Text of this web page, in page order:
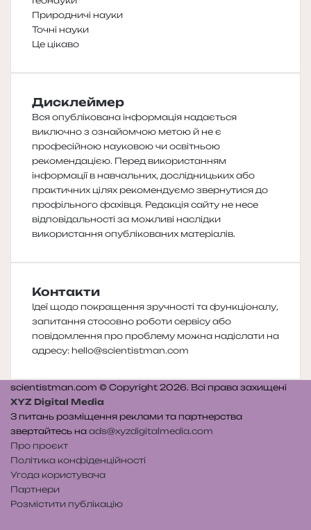
Природничі науки
Точні науки
Це цікаво
Дисклеймер
Вся опублікована інформація надається
виключно з ознайомчою метою й не є
професійною науковою чи освітньою
рекомендацією. Перед використанням
інформації в навчальних, дослідницьких або
практичних цілях рекомендуємо звернутися до
профільного фахівця. Редакція сайту не несе
відповідальності за можливі наслідки
використання опублікованих матеріалів.
Контакти
Ідеї щодо покращення зручності та функціоналу,
запитання стосовно роботи сервісу або
повідомлення про проблему можна надіслати на
адресу: hello@scientistman.com
scientistman.com © Copyright 2026. Всі права захищені
XYZ Digital Media
З питань розміщення реклами та партнерства
звертайтесь на ads@xyzdigitalmedia.com
Про проєкт
Політика конфіденційності
Угода користувача
Партнери
Розмістити публікацію